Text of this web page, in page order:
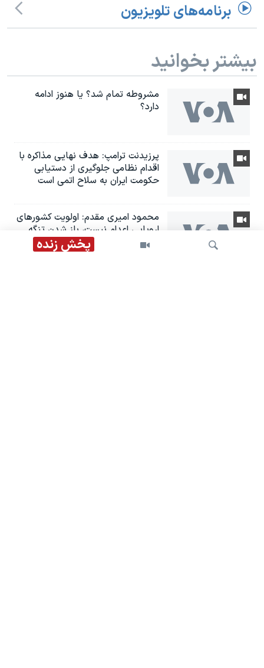
پخش زنده
برنامه‌های تلویزیون
بیشتر بخوانید
مشروطه تمام شد؟ يا هنوز ادامه
دارد؟
پرزیدنت ترامپ: هدف نهایی مذاکره با
اقدام نظامی جلوگیری از دستیابی
حکومت ایران به سلاح اتمی است
محمود امیری مقدم: اولویت کشورهای
اروپایی اعدام نیست، باز شدن تنگه
ترمز است؛ نباید اعدام ها عادی شود